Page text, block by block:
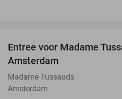
Entree voor Madame
Amsterdam
Madame Tussauds
Amsterdam